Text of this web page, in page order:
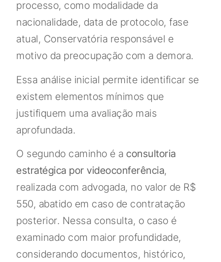
processo, como modalidade da
nacionalidade, data de protocolo, fase
atual, Conservatória responsável e
motivo da preocupação com a demora.
Essa análise inicial permite identificar se
existem elementos mínimos que
justifiquem uma avaliação mais
aprofundada.
O segundo caminho é a consultoria
estratégica por videoconferência,
realizada com advogada, no valor de R$
550, abatido em caso de contratação
posterior. Nessa consulta, o caso é
examinado com maior profundidade,
considerando documentos, histórico,